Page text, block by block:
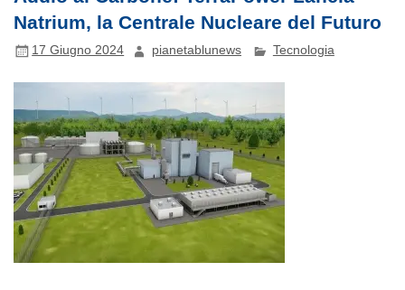
Natrium, la Centrale Nucleare del Futuro
17 Giugno 2024 pianetablunews Tecnologia